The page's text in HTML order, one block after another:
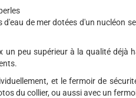
de mer dotées d'un nucléon
un peu supérieur à la qualité déjà
et le fermoir de
du collier, ou aussi avec un